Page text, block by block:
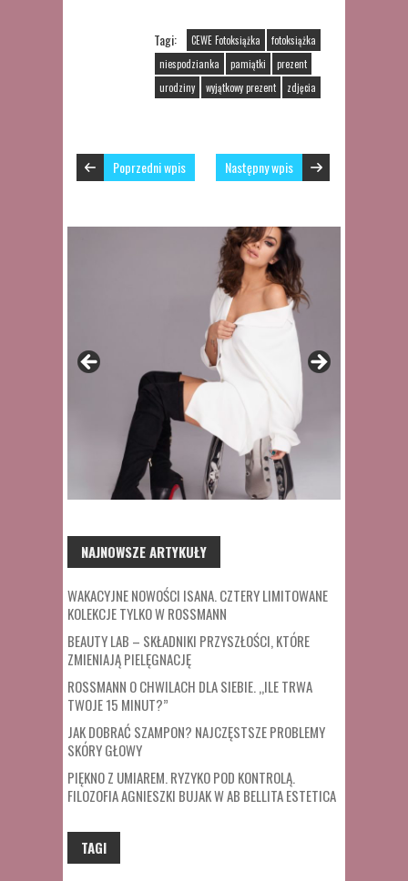
Tagi: CEWE Fotoksiążka
fotoksiążka
niespodzianka
pamiątki
prezent
urodziny
wyjątkowy prezent zdjęcia
Poprzedni wpis Następny wpis
NAJNOWSZE ARTYKUŁY
WAKACYJNE NOWOŚCI ISANA. CZTERY LIMITOWANE
KOLEKCJE TYLKO W ROSSMANN
BEAUTY LAB – SKŁADNIKI PRZYSZŁOŚCI, KTÓRE
ZMIENIAJĄ PIELĘGNACJĘ
ROSSMANN O CHWILACH DLA SIEBIE. „ILE TRWA
TWOJE 15 MINUT?”
JAK DOBRAĆ SZAMPON? NAJCZĘSTSZE PROBLEMY
SKÓRY GŁOWY
PIĘKNO Z UMIAREM. RYZYKO POD KONTROLĄ.
FILOZOFIA AGNIESZKI BUJAK W AB BELLITA ESTETICA
TAGI